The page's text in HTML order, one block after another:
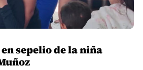
sepelio de la niña